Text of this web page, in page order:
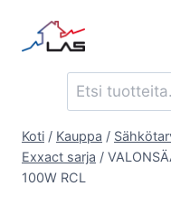
sisältöön
Etsi:
Koti / Kauppa /
Exxact sarja /
100W RCL